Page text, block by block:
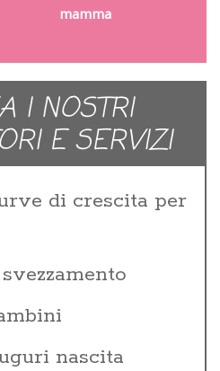
mamma
I NOSTRI
E SERVIZI
di crescita per
nascita